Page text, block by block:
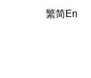
繁简En